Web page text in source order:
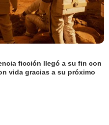
ficción llegó a su fin con
vida gracias a su próximo